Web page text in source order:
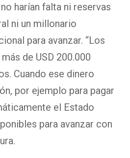
harían falta ni reservas
ni un millonario
para avanzar. “Los
de USD 200.000
Cuando ese dinero
por ejemplo para pagar
el Estado
para avanzar con